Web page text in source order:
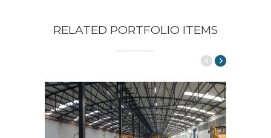
RELATED PORTFOLIO ITEMS